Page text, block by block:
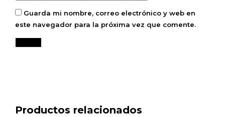
Guarda mi nombre, correo electrónico y web en
este navegador para la próxima vez que comente.
Productos relacionados